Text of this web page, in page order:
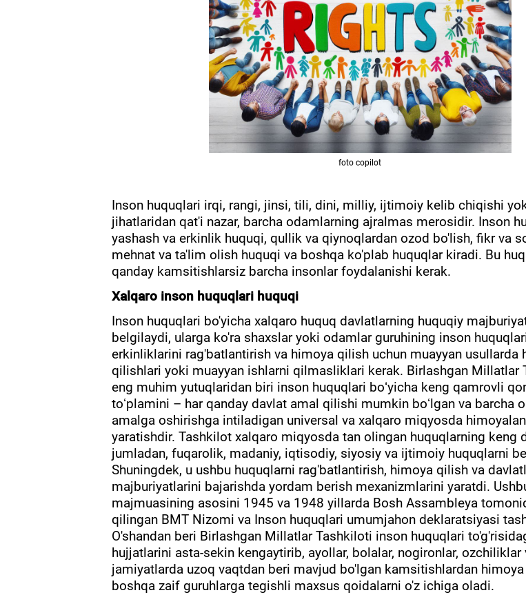
foto copilot
Inson huquqlari irqi, rangi, jinsi, tili, dini, milliy, ijtimoiy kelib chiqishi
jihatlaridan qat'i nazar, barcha odamlarning ajralmas merosidir. Inson
yashash va erkinlik huquqi, qullik va qiynoqlardan ozod bo'lish, fikr va
mehnat va ta'lim olish huquqi va boshqa ko'plab huquqlar kiradi. Bu
qanday kamsitishlarsiz barcha insonlar foydalanishi kerak.
Xalqaro inson huquqlari huquqi
Inson huquqlari bo'yicha xalqaro huquq davlatlarning huquqiy
belgilaydi, ularga ko'ra shaxslar yoki odamlar guruhining inson
erkinliklarini rag'batlantirish va himoya qilish uchun muayyan usullarda
qilishlari yoki muayyan ishlarni qilmasliklari kerak. Birlashgan Millatlar
eng muhim yutuqlaridan biri inson huquqlari boʻyicha keng qamrovli
toʻplamini – har qanday davlat amal qilishi mumkin boʻlgan va barcha
amalga oshirishga intiladigan universal va xalqaro miqyosda
yaratishdir. Tashkilot xalqaro miqyosda tan olingan huquqlarning keng
jumladan, fuqarolik, madaniy, iqtisodiy, siyosiy va ijtimoiy huquqlarni
Shuningdek, u ushbu huquqlarni rag'batlantirish, himoya qilish va
majburiyatlarini bajarishda yordam berish mexanizmlarini yaratdi.
majmuasining asosini 1945 va 1948 yillarda Bosh Assambleya
qilingan BMT Nizomi va Inson huquqlari umumjahon deklaratsiyasi
O'shandan beri Birlashgan Millatlar Tashkiloti inson huquqlari
hujjatlarini asta-sekin kengaytirib, ayollar, bolalar, nogironlar, ozchiliklar
jamiyatlarda uzoq vaqtdan beri mavjud bo'lgan kamsitishlardan
boshqa zaif guruhlarga tegishli maxsus qoidalarni o'z ichiga oladi.